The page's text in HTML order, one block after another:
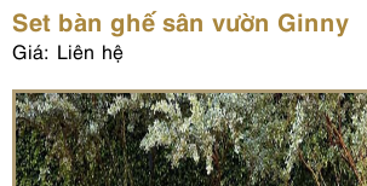
Set bàn ghế sân vườn Ginny
Giá: Liên hệ